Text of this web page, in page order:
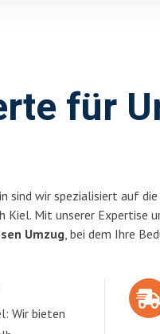
für
sind wir spezialisiert auf
Kiel. Mit unserer Expertise
Umzug, bei dem Ihre
Wir bieten